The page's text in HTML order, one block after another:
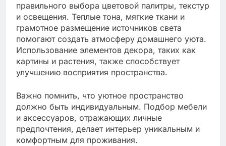
правильного выбора цветовой палитры, текстур
и освещения. Теплые тона, мягкие ткани и
грамотное размещение источников света
помогают создать атмосферу домашнего уюта.
Использование элементов декора, таких как
картины и растения, также способствует
улучшению восприятия пространства.
Важно помнить, что уютное пространство
должно быть индивидуальным. Подбор мебели
и аксессуаров, отражающих личные
предпочтения, делает интерьер уникальным и
комфортным для проживания.